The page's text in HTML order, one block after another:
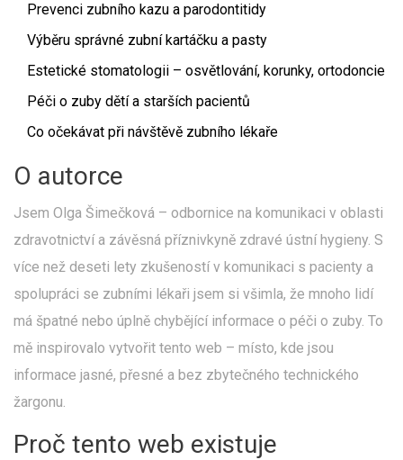
Prevenci zubního kazu a parodontitidy
Výběru správné zubní kartáčku a pasty
Estetické stomatologii – osvětlování, korunky, ortodoncie
Péči o zuby dětí a starších pacientů
Co očekávat při návštěvě zubního lékaře
O autorce
Jsem Olga Šimečková – odbornice na komunikaci v oblasti
zdravotnictví a závěsná příznivkyně zdravé ústní hygieny. S
více než deseti lety zkušeností v komunikaci s pacienty a
spolupráci se zubními lékaři jsem si všimla, že mnoho lidí
má špatné nebo úplně chybějící informace o péči o zuby. To
mě inspirovalo vytvořit tento web – místo, kde jsou
informace jasné, přesné a bez zbytečného technického
žargonu.
Proč tento web existuje